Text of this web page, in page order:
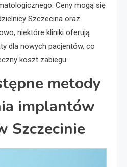
Ceny mogą się
Szczecina oraz
niektóre kliniki oferują
dla nowych pacjentów, co
koszt zabiegu.
metody
implantów
Szczecinie